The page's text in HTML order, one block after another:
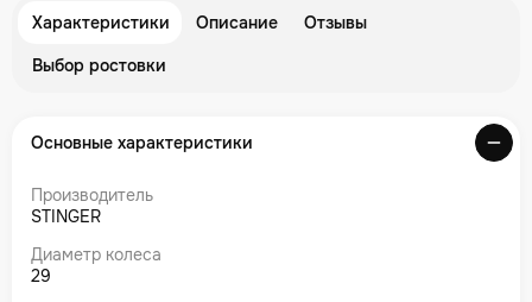
Характеристики Описание
Отзывы
Выбор ростовки
Основные характеристики
Производитель
STINGER
Диаметр колеса
29